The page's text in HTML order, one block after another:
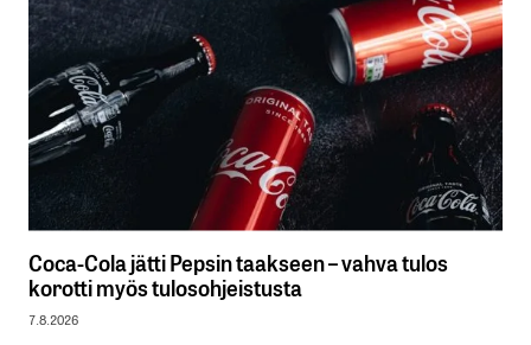
Coca-Cola jätti Pepsin taakseen – vahva tulos
korotti myös tulosohjeistusta
7.8.2026